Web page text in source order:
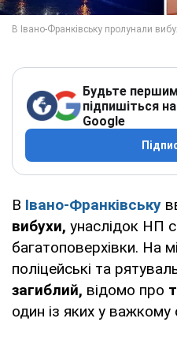
Будьте
підпишіться
Google
В Івано-Франківську
вибухи, унаслідок НП
багатоповерхівки. На
поліцейські та
загиблий, відомо про
один із яких у важкому